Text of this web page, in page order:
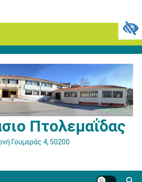
Πτολεμαΐδας
Γουμεράς 4, 50200